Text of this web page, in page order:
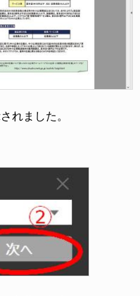
れました。